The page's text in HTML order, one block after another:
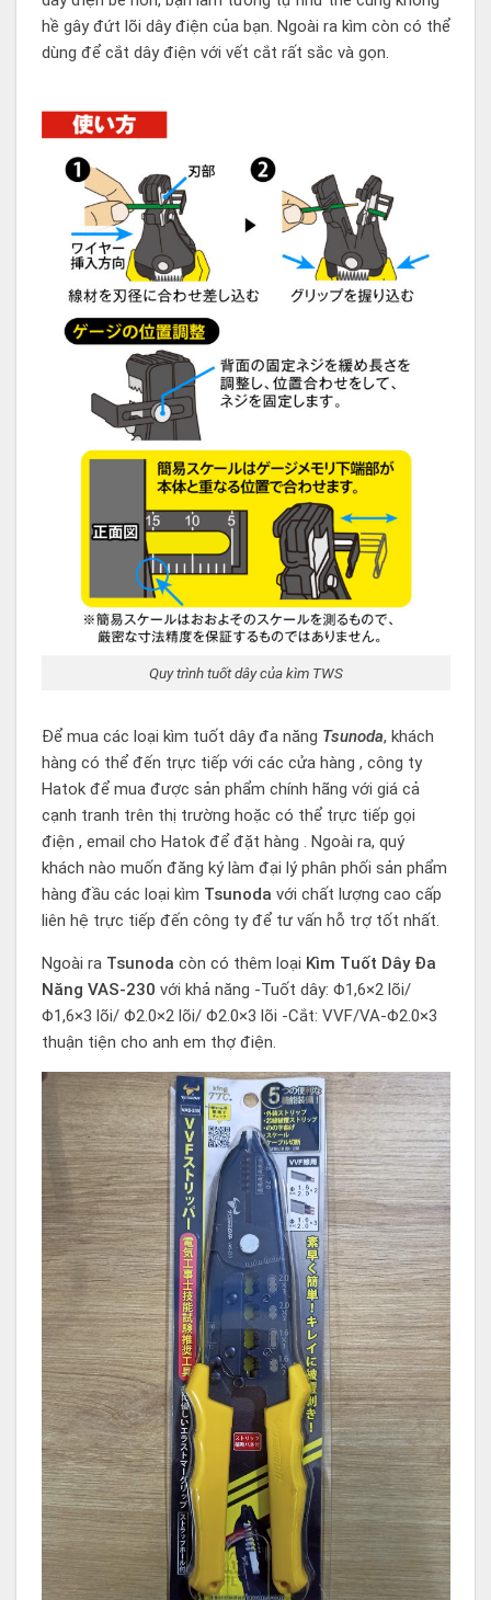
hề gây đứt lõi dây điện của bạn. Ngoài ra kìm còn có thể
dùng để cắt dây điện với vết cắt rất sắc và gọn.
Quy trình tuốt dây của kìm TWS
Để mua các loại kìm tuốt dây đa năng Tsunoda, khách
hàng có thể đến trực tiếp với các cửa hàng , công ty
Hatok để mua được sản phẩm chính hãng với giá cả
cạnh tranh trên thị trường hoặc có thể trực tiếp gọi
điện , email cho Hatok để đặt hàng . Ngoài ra, quý
khách nào muốn đăng ký làm đại lý phân phối sản phẩm
hàng đầu các loại kìm Tsunoda với chất lượng cao cấp
liên hệ trực tiếp đến công ty để tư vấn hỗ trợ tốt nhất.
Ngoài raTsunoda còn có thêm loại Kìm Tuốt Dây Đa
Năng VAS-230 với khả năng -Tuốt dây: Φ1,6×2 lõi/
Φ1,6×3 lõi/ Φ2.0×2 lõi/ Φ2.0×3 lõi -Cắt: VVF/VA-Φ2.0×3
thuận tiện cho anh em thợ điện.